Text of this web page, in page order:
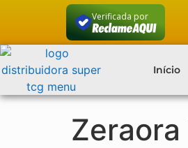
Verificada por
Início
Zeraora